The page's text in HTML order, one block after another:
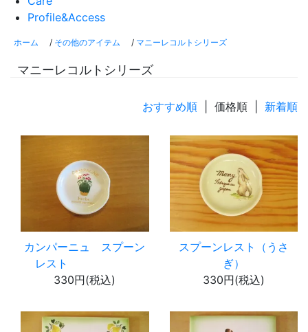
Profile&Access
ホーム / その他のアイテム / マニーレコルトシリーズ
マニーレコルトシリーズ
おすすめ順 | 価格順 | 新着順
カンパーニュ スプーン
レスト
330円(税込)
スプーンレスト（うさ
ぎ）
330円(税込)